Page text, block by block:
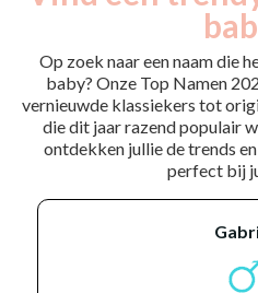
Op zoek naar een naam die
baby? Onze Top Namen
vernieuwde klassiekers tot
die dit jaar razend populair
ontdekken jullie de trends
perfect bij